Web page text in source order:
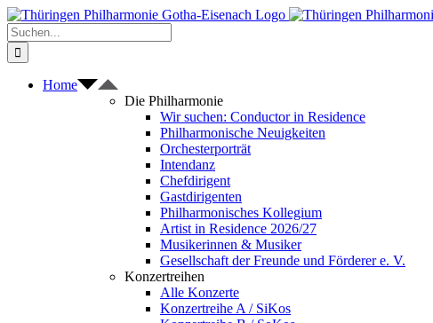
Zum
Inhalt
springen
Suche
nach:
Home
Die Philharmonie
Wir suchen: Conductor in Residence
Philharmonische Neuigkeiten
Orchesterporträt
Intendanz
Chefdirigent
Gastdirigenten
Philharmonisches Kollegium
Artist in Residence 2026/27
Musikerinnen & Musiker
Gesellschaft der Freunde und Förderer e. V.
Konzertreihen
Alle Konzerte
Konzertreihe A / SiKos